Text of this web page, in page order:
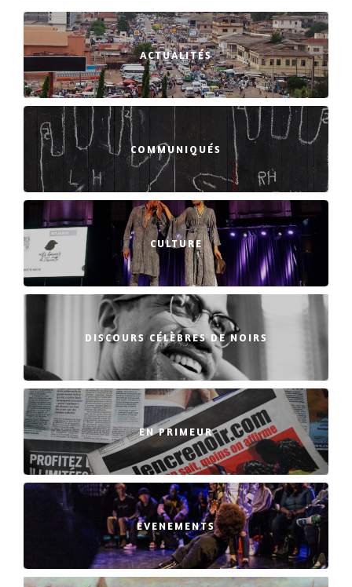
ACTUALITÉS
COMMUNIQUÉS
CULTURE
DISCOURS CÉLÈBRES DE NOIRS
EN PRIMEUR
EVENEMENTS